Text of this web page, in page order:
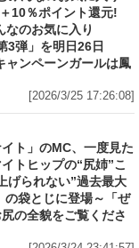
10％ポイント還元!
なのお気に入り
3弾」を明日26日
ャンペーンガールは鳳
[2026/3/25 17:26:08]
ト」のMC、一度見た
トヒップの“尻姉”こ
げられない”過去最大
の袋とじに登場～「ぜ
の全貌をご覧くださ